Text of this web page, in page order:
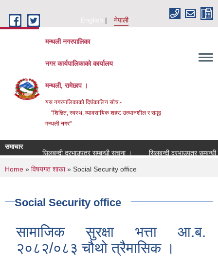
English
नेपाली
मन्थली नगरपालिका
नगर कार्यपालिकाको कार्यालय
मन्थली, रामेछाप ।
यस नगरपालिकाको दिर्घकालिन सोच:-
"शिक्षित, स्वस्थ, व्यावसायिक शहर: उत्थानशील र समृद्व
मन्थली नगर"
समाचार
सिलबन्दी दरभाउपत्र सम्बन्धी सूचना ।
सिलबन्दी दरभाउपत्र सम्बन्धी
You are here
Home » विषयगत शाखा» Social Security office
Social Security office
सामाजिक सुरक्षा भत्ता आ.ब.
२०८२/०८३ चौथो त्रैमासिक ।